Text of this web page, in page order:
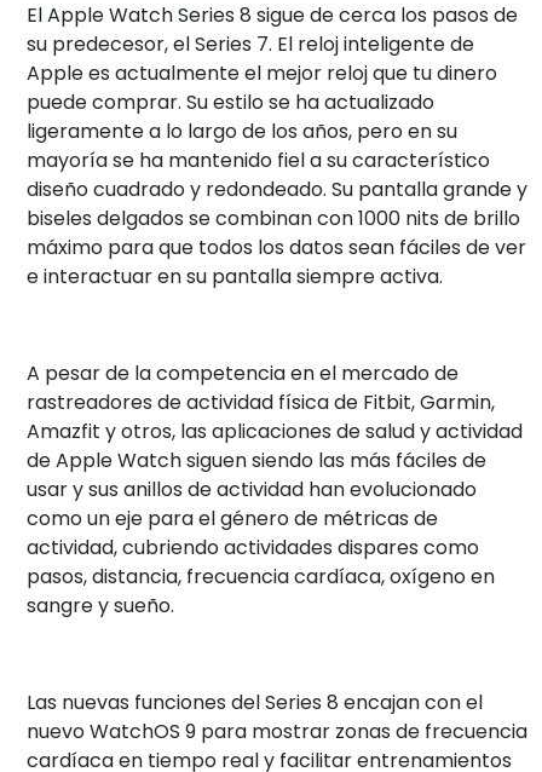
El Apple Watch Series 8 sigue de cerca los pasos de
su predecesor, el Series 7. El reloj inteligente de
Apple es actualmente el mejor reloj que tu dinero
puede comprar. Su estilo se ha actualizado
ligeramente a lo largo de los años, pero en su
mayoría se ha mantenido fiel a su característico
diseño cuadrado y redondeado. Su pantalla grande y
biseles delgados se combinan con 1000 nits de brillo
máximo para que todos los datos sean fáciles de ver
e interactuar en su pantalla siempre activa.
A pesar de la competencia en el mercado de
rastreadores de actividad física de Fitbit, Garmin,
Amazfit y otros, las aplicaciones de salud y actividad
de Apple Watch siguen siendo las más fáciles de
usar y sus anillos de actividad han evolucionado
como un eje para el género de métricas de
actividad, cubriendo actividades dispares como
pasos, distancia, frecuencia cardíaca, oxígeno en
sangre y sueño.
Las nuevas funciones del Series 8 encajan con el
nuevo WatchOS 9 para mostrar zonas de frecuencia
cardíaca en tiempo real y facilitar entrenamientos